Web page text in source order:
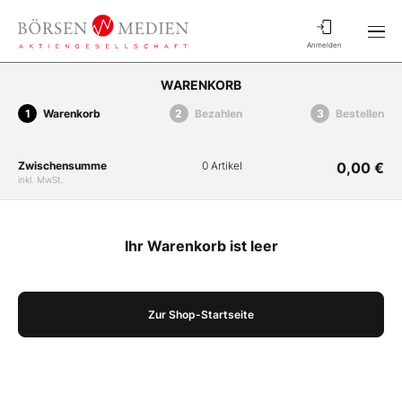
Anmelden
WARENKORB
Warenkorb Bezahlen Bestellen
Zwischensumme
inkl. MwSt.
0 Artikel 0,00 €
Ihr Warenkorb ist leer
Zur Shop-Startseite